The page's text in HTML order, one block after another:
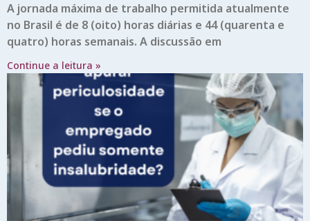
A jornada máxima de trabalho permitida atualmente
no Brasil é de 8 (oito) horas diárias e 44 (quarenta e
quatro) horas semanais. A discussão em
Continue a leitura »